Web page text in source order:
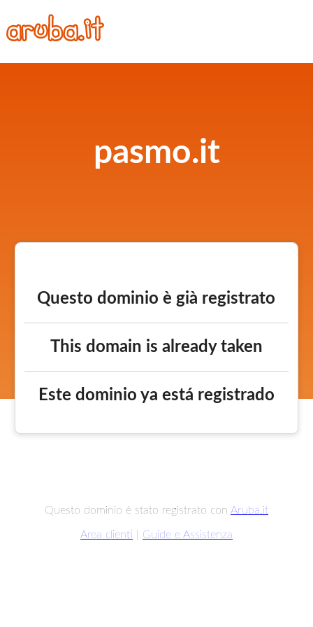
pasmo.it
Questo dominio è già registrato
This domain is already taken
Este dominio ya está registrado
Questo dominio è stato registrato con Aruba.it
Area clienti Guide e Assistenza